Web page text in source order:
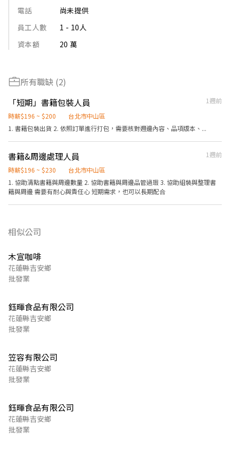
電話
尚未提供
員工人數
1 - 10人
資本額
20 萬
所有職缺 (2)
「短期」書籍包裝人員
1週前
時薪$196 ~ $200
台北市中山區
1. 書籍包裝出貨 2. 依照訂單進行打包，需要核對週邊內容、品項版本、...
書籍&周邊處理人員
1週前
時薪$196 ~ $230
台北市中山區
1. 協助清點書籍與周邊數量 2. 協助書籍與周邊品管過瑕 3. 協助組裝與整理書
籍與周邊 需要有耐心與責任心 短期需求，也可以長期配合
相似公司
木宣咖啡
花蓮縣吉安鄉
批發業
鈺暉食品有限公司
花蓮縣吉安鄉
批發業
笠容有限公司
花蓮縣吉安鄉
批發業
鈺暉食品有限公司
花蓮縣吉安鄉
批發業